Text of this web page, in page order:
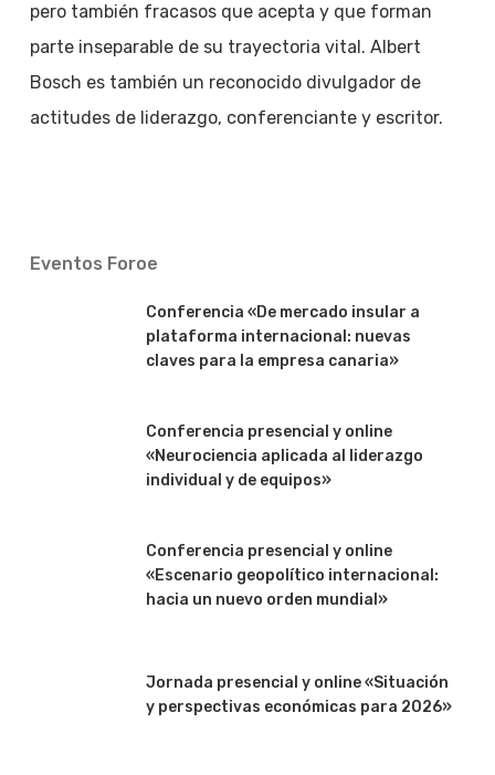
pero también fracasos que acepta y que forman
parte inseparable de su trayectoria vital. Albert
Bosch es también un reconocido divulgador de
actitudes de liderazgo, conferenciante y escritor.
Eventos Foroe
Conferencia «De mercado insular a
plataforma internacional: nuevas
claves para la empresa canaria»
Conferencia presencial y online
«Neurociencia aplicada al liderazgo
individual y de equipos»
Conferencia presencial y online
«Escenario geopolítico internacional:
hacia un nuevo orden mundial»
Jornada presencial y online «Situación
y perspectivas económicas para 2026»